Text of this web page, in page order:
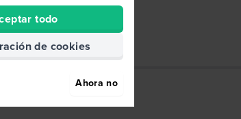
todo
de cookies
Ahora no